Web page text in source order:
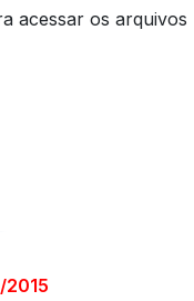
acessar os arquivos
2015